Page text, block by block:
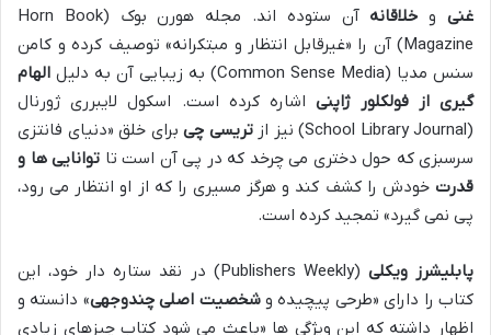
غنیو خلاقانه
آن ستوده اند. مجله هورن بوک (Horn Book
Magazine) آن را «غیرقابل انتظار و مبتکرانه» توصیف کرده و کامن
سنس مدیا (Common Sense Media) به زیبایی آن به دلیل
الهام
گیری از فولکلور ژاپنیاشاره کرده است. اسکول لایبرری ژورنال
(School Library Journal) نیز از
تریسی چی برای خلق «دنیای فانتزی
سرسبزی که حول دختری می چرخد که در پی آن است تا توانایی ها و
قدرت خودش را کشف کند و هرگز مسیری را که از او انتظار می رود،
پی نمی گیرد» تمجید کرده است.
پابلیشرز ویکلی
(Publishers Weekly) در نقد ستاره دار خود، این
کتاب را دارای «طرحی پیچیده وشخصیت اصلی چندوجهی» دانسته و
اظهار داشته که این ویژگی ها «باعث می شود کتاب چیزهای زیادی